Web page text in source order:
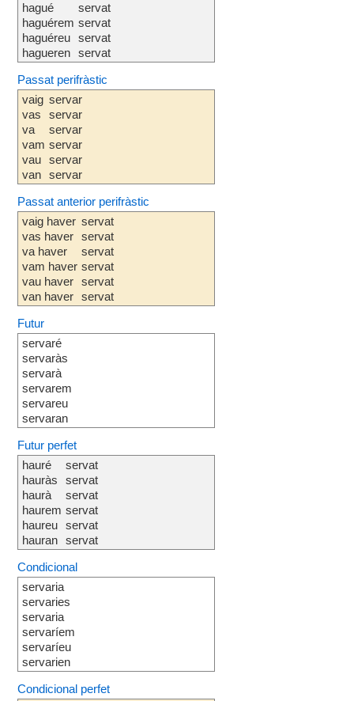
hagué
haguérem
haguéreu
hagueren
servat
servat
servat
servat
Passat perifràstic
vaig
vas
va
vam
vau
van
servar
servar
servar
servar
servar
servar
Passat anterior perifràstic
vaig haver
vas haver
va haver
vam haver
vau haver
van haver
servat
servat
servat
servat
servat
servat
Futur
servaré
servaràs
servarà
servarem
servareu
servaran
Futur perfet
hauré
hauràs
haurà
haurem
haureu
hauran
servat
servat
servat
servat
servat
servat
Condicional
servaria
servaries
servaria
servaríem
servaríeu
servarien
Condicional perfet